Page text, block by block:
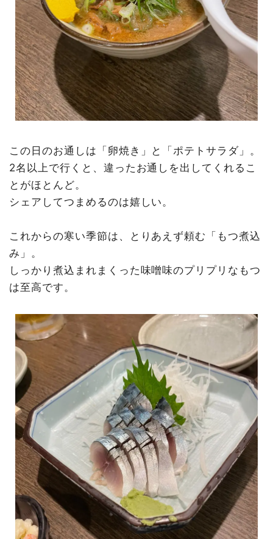
この日のお通しは「卵焼き」と「ポテトサラダ」。
2名以上で行くと、違ったお通しを出してくれるこ
とがほとんど。
シェアしてつまめるのは嬉しい。
これからの寒い季節は、とりあえず頼む「もつ煮込
み」。
しっかり煮込まれまくった味噌味のプリプリなもつ
は至高です。